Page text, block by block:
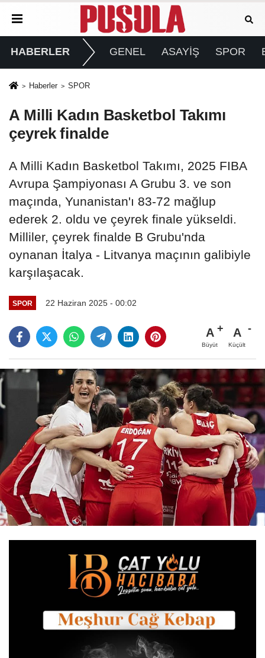
HABERLER GENEL ASAYİŞ SPOR
Haberler SPOR
A Milli Kadın Basketbol Takımı
çeyrek finalde
A Milli Kadın Basketbol Takımı, 2025 FIBA
Avrupa Şampiyonası A Grubu 3. ve son
maçında, Yunanistan'ı 83-72 mağlup
ederek 2. oldu ve çeyrek finale yükseldi.
Milliler, çeyrek finalde B Grubu'nda
oynanan İtalya - Litvanya maçının galibiyle
karşılaşacak.
SPOR 22 Haziran 2025 - 00:02
A
Büyüt
A
Küçült